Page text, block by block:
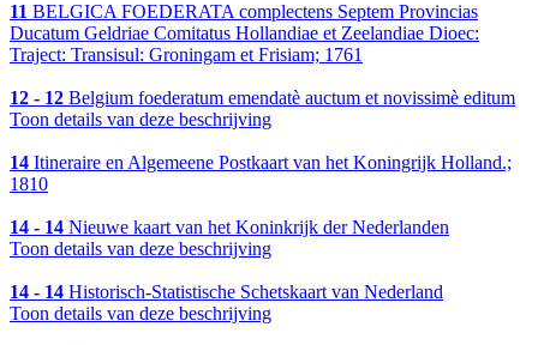
11 BELGICA FOEDERATA complectens Septem Provincias
Ducatum Geldriae Comitatus Hollandiae et Zeelandiae Dioec:
Traject: Transisul: Groningam et Frisiam; 1761
12 - 12 Belgium foederatum emendatè auctum et novissimè editum
Toon details van deze beschrijving
14 Itineraire en Algemeene Postkaart van het Koningrijk Holland.;
1810
14 - 14 Nieuwe kaart van het Koninkrijk der Nederlanden
Toon details van deze beschrijving
14 - 14 Historisch-Statistische Schetskaart van Nederland
Toon details van deze beschrijving